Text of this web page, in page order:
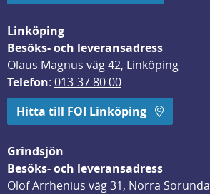
Linköping
Besöks- och leveransadress
Olaus Magnus väg 42, Linköping
Telefon: 013-37 80 00
Hitta till FOI Linköping
Grindsjön
Besöks- och leveransadress
Olof Arrhenius väg 31, Norra Sorunda